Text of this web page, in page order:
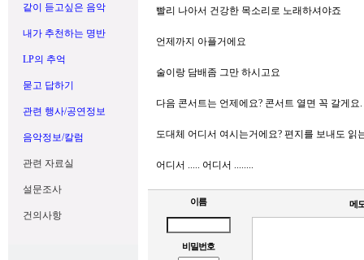
같이 듣고싶은 음악
내가 추천하는 명반
LP의 추억
묻고 답하기
관련 행사/공연정보
음악정보/칼럼
관련 자료실
설문조사
건의사항
빨리 나아서 건강한 목소리로 노래하셔야죠
언제까지 아플거에요
술이랑 담배좀 그만 하시고요
다음 콘서트는 언제에요? 콘서트 열면 꼭 갈게요
도대체 어디서 여시는거에요? 편지를 보내도 읽
어디서 ..... 어디서 ........
이름 메
비밀번호